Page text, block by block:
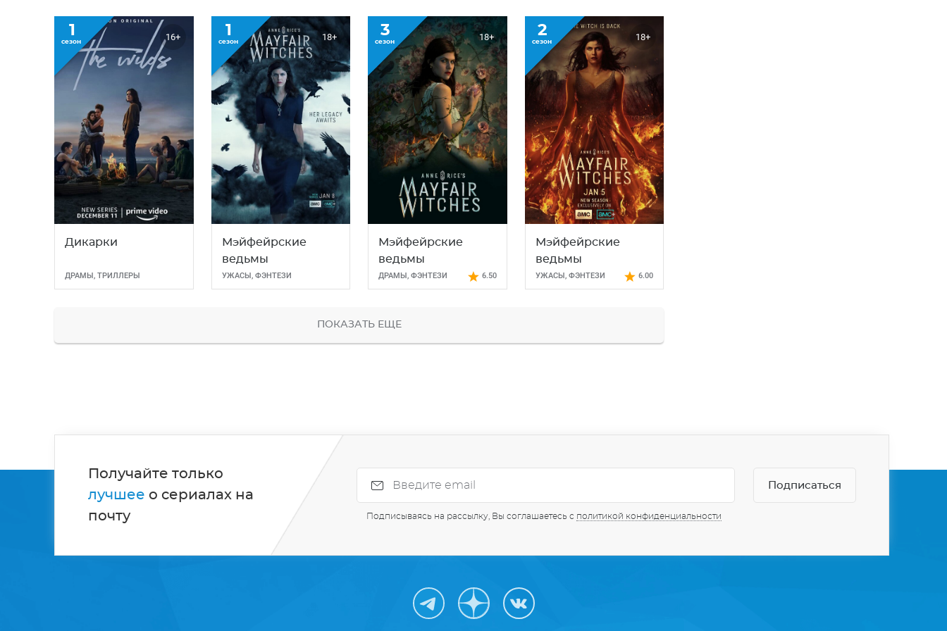
1
сезон 16+
Дикарки
ДРАМЫ , ТРИЛЛЕРЫ
1
сезон 18+
Мэйфейрские
ведьмы
УЖАСЫ , ФЭНТЕЗИ
3
сезон 18+
Мэйфейрские
ведьмы
ДРАМЫ , ФЭНТЕЗИ 6.50
2
сезон 18+
Мэйфейрские
ведьмы
УЖАСЫ , ФЭНТЕЗИ 6.00
ПОКАЗАТЬ ЕЩЕ
Получайте только
лучшее о сериалах на
почту
Подписываясь на рассылку, Вы соглашаетесь с политикой конфиденциальности